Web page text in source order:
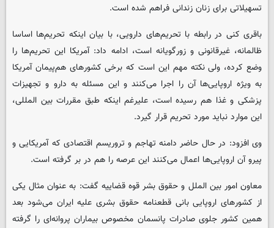
تسهیلاتی برای زنان زندانی فراهم شده است.
باقری کنی در رابطه با تحریم‌های دارویی، با بیان اینکه تحریم‌ها اساسا
ظالمانه، غیرقانونی و زورگویانه است، ادامه داد: آمریکا این تحریم‌ها را
وضع کرده، ولی نکته مهم این است که برخی کشور‌های هم‌پیمان آمریکا
به ویژه اروپایی‌ها آن را اجرا می‌کنند و این مسئله به دارو و تجهیزات
پزشکی و غذا هم رسیده است، علیرغم اینکه طبق مقررات بین المللی،
این موارد نباید مورد تحریم قرار گیرد.
وی افزود: در حال حاضر دامنه تهاجم و تروریسم اقتصادی که آمریکایی و
پیرو آن اروپایی‌ها اعمال می‌کنند این عرصه را هم در بر گرفته است.
معاون امور بین الملل و حقوق بشر قوه قضاییه گفت: به عنوان مثال یکی
از کشور‌های اروپایی بانی قطعنامه حقوق بشری علیه ایران می‌شود بعد
همین کشور جلوی صادرات پانسمان‌ مخصوص بیماران پروانه‌ای را گرفته